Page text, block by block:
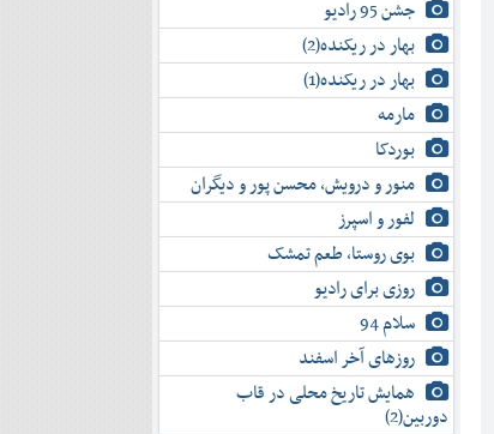
جشن 95 رادیو
بهار در ریکنده(2)
بهار در ریکنده(1)
مارمه
بوردکا
منور و درویش، محسن پور و دیگران
لفور و اسپرز
بوی روستا، طعم تمشک
روزی برای رادیو
سلام 94
روزهای آخر اسفند
همایش تاریخ محلی در قاب
دوربین(2)